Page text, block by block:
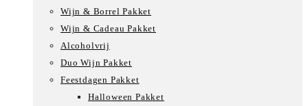
Wijn & Borrel Pakket
Wijn & Cadeau Pakket
Alcoholvrij
Duo Wijn Pakket
Feestdagen Pakket
Halloween Pakket